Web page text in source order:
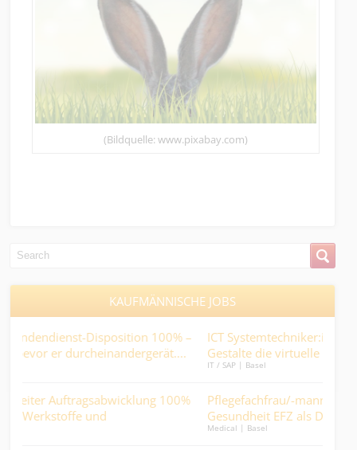
(Bildquelle: www.pixabay.com)
KAUFMÄNNISCHE JOBS
100% –
100%
ICT Systemtechniker:in Netzwerk & Telefonie
Gestalte die virtuelle Telefonie von morgen.
Pflegefachfrau/-mann (HF/FH) oder Fachperson
Gesundheit EFZ als Dauernachtwache 50-80% -
andere schlafen, werden Sie zum wichtigsten